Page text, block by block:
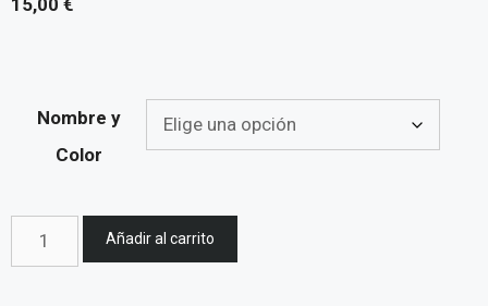
15,00 €
Nombre y
Color
Añadir al carrito